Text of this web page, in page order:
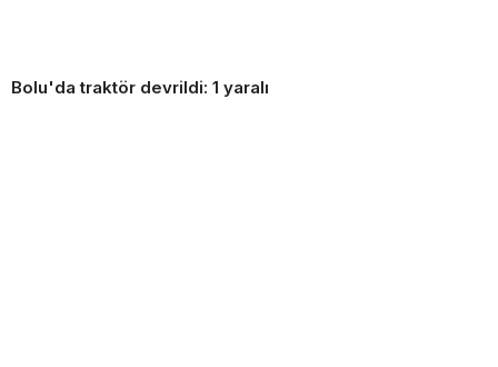
Bolu'da traktör devrildi: 1 yaralı